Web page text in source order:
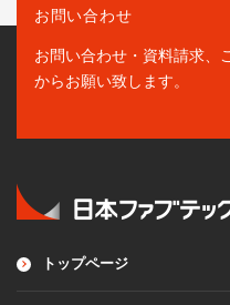
お問い合わせ
お問い合わせ・資料請求、
からお願い致します。
トップページ